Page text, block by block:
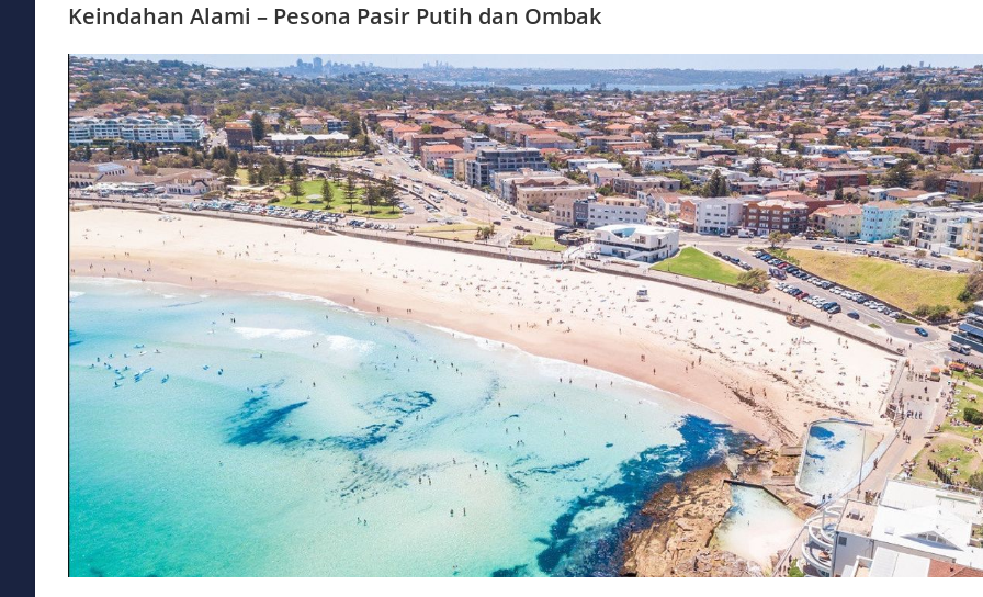
Keindahan Alami – Pesona Pasir Putih dan Ombak